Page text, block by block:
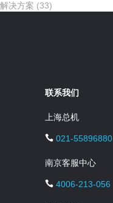
解决方案 (33)
联系我们
上海总机
021-55896880
南京客服中心
4006-213-056